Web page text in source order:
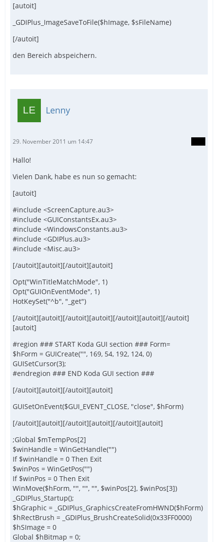
[autoit]
_GDIPlus_ImageSaveToFile($hImage, $sFileName)
[/autoit]
den Bereich abspeichern.
Lenny
29. November 2011 um 14:47
Hallo!
Vielen Dank, habe es nun so gemacht:
[autoit]
#include <ScreenCapture.au3>
#include <GUIConstantsEx.au3>
#include <WindowsConstants.au3>
#include <GDIPlus.au3>
#include <Misc.au3>
[/autoit][autoit][/autoit][autoit]
Opt("WinTitleMatchMode", 1)
Opt("GUIOnEventMode", 1)
HotKeySet("^b", "_get")
[/autoit][autoit][/autoit][autoit][/autoit][autoit][/autoit]
[autoit]
#region ### START Koda GUI section ### Form=
$hForm = GUICreate("", 169, 54, 192, 124, 0)
GUISetCursor(3);
#endregion ### END Koda GUI section ###
[/autoit][autoit][/autoit][autoit]
GUISetOnEvent($GUI_EVENT_CLOSE, "close", $hForm)
[/autoit][autoit][/autoit][autoit][/autoit][autoit]
;Global $mTempPos[2]
$winHandle = WinGetHandle("")
If $winHandle = 0 Then Exit
$winPos = WinGetPos("")
If $winPos = 0 Then Exit
WinMove($hForm, "", "", "", $winPos[2], $winPos[3])
_GDIPlus_Startup();
$hGraphic = _GDIPlus_GraphicsCreateFromHWND($hForm)
$hRectBrush = _GDIPlus_BrushCreateSolid(0x33FF0000)
$hSImage = 0
Global $hBitmap = 0;